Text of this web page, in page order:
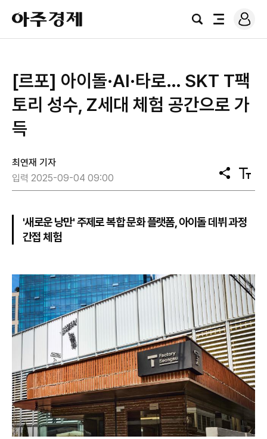
아
주
경
검
전
로
그
[르포] 아이돌·AI·타로… SKT T팩
토리 성수, Z세대 체험 공간으로 가
득
최연재 기자
입력 2025-09-04 09:00
공
유
텍
스
기
'새로운 낭만' 주제로 복합 문화 플랫폼, 아이돌 데뷔 과정
간접 체험